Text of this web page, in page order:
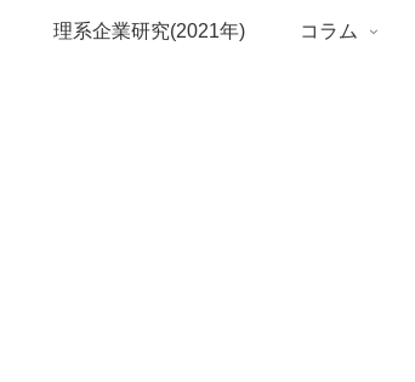
理系企業研究(2021年) コラム